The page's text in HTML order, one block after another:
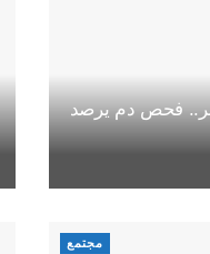
فحص دم يرصد
مجتمع